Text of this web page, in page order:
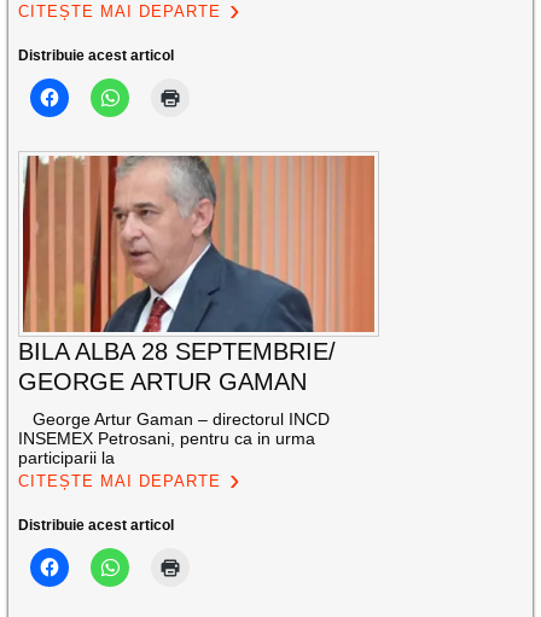
CITEȘTE MAI DEPARTE
Distribuie acest articol
BILA ALBA 28 SEPTEMBRIE/
GEORGE ARTUR GAMAN
George Artur Gaman – directorul INCD
INSEMEX Petrosani, pentru ca in urma
participarii la
CITEȘTE MAI DEPARTE
Distribuie acest articol